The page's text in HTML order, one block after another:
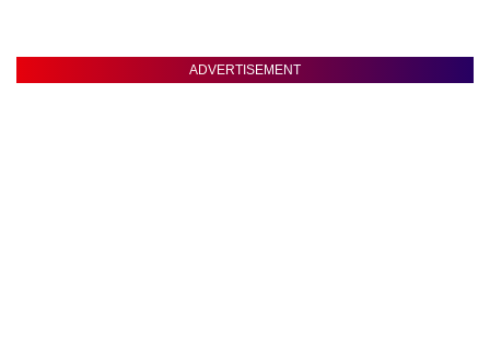
ADVERTISEMENT